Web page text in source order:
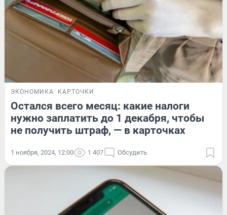
ЭКОНОМИКА КАРТОЧКИ
Остался всего месяц: какие налоги
нужно заплатить до 1 декабря, чтобы
не получить штраф, — в карточках
1 ноября, 2024, 12:00 1 407 Обсудить